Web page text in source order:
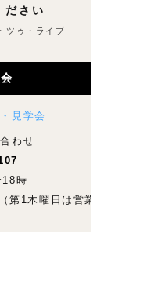
ださい
ツゥ・ライブ
見学会
わせ
18時
第1木曜日は営業）